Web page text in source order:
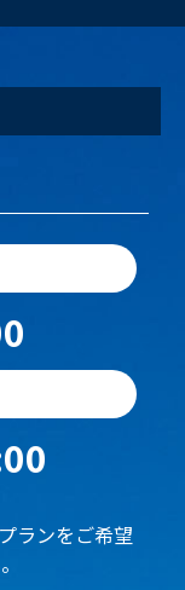
ランをご希望